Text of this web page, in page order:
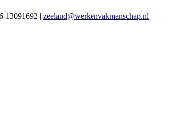
13091692 | zeeland@werkenvakmanschap.nl